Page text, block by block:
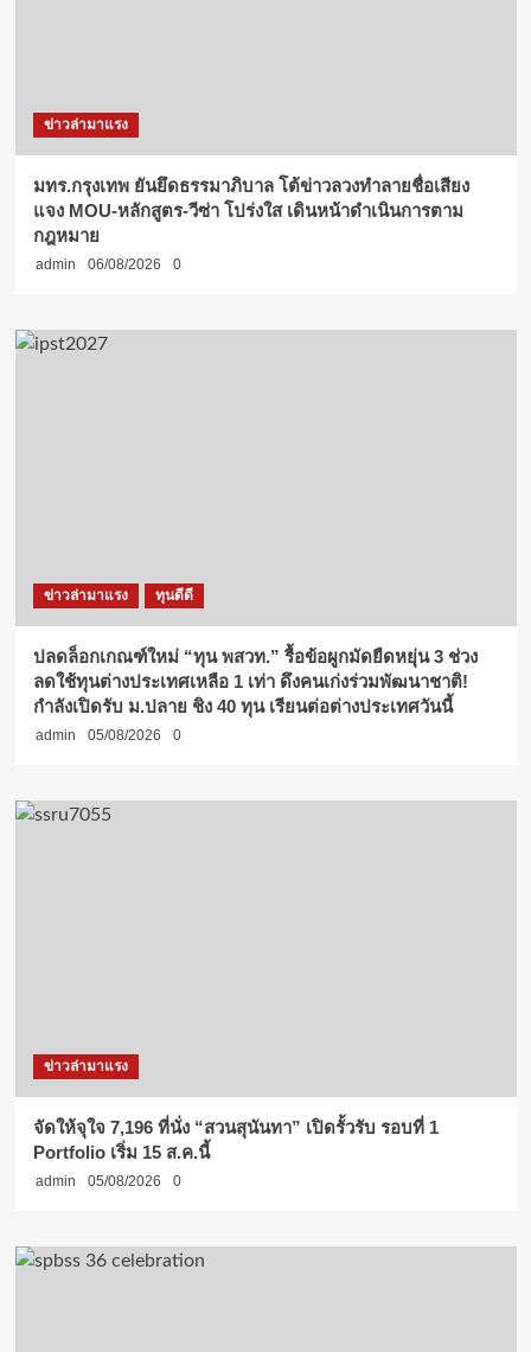
ข่าวล่ามาแรง
มทร.กรุงเทพ ยันยึดธรรมาภิบาล โต้ข่าวลวงทำลายชื่อเสียง
แจง MOU-หลักสูตร-วีซ่า โปร่งใส เดินหน้าดำเนินการตาม
กฎหมาย
admin 06/08/2026 0
ข่าวล่ามาแรง ทุนดีดี
ปลดล็อกเกณฑ์ใหม่ “ทุน พสวท.” รื้อข้อผูกมัดยืดหยุ่น 3 ช่วง
ลดใช้ทุนต่างประเทศเหลือ 1 เท่า ดึงคนเก่งร่วมพัฒนาชาติ!
กำลังเปิดรับ ม.ปลาย ชิง 40 ทุน เรียนต่อต่างประเทศวันนี้
admin 05/08/2026 0
ข่าวล่ามาแรง
จัดให้จุใจ 7,196 ที่นั่ง “สวนสุนันทา” เปิดรั้วรับ รอบที่ 1
Portfolio เริ่ม 15 ส.ค.นี้
admin 05/08/2026 0